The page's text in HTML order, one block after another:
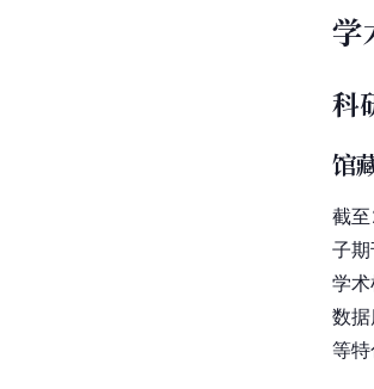
学
科
馆
截
子
学
数
等特